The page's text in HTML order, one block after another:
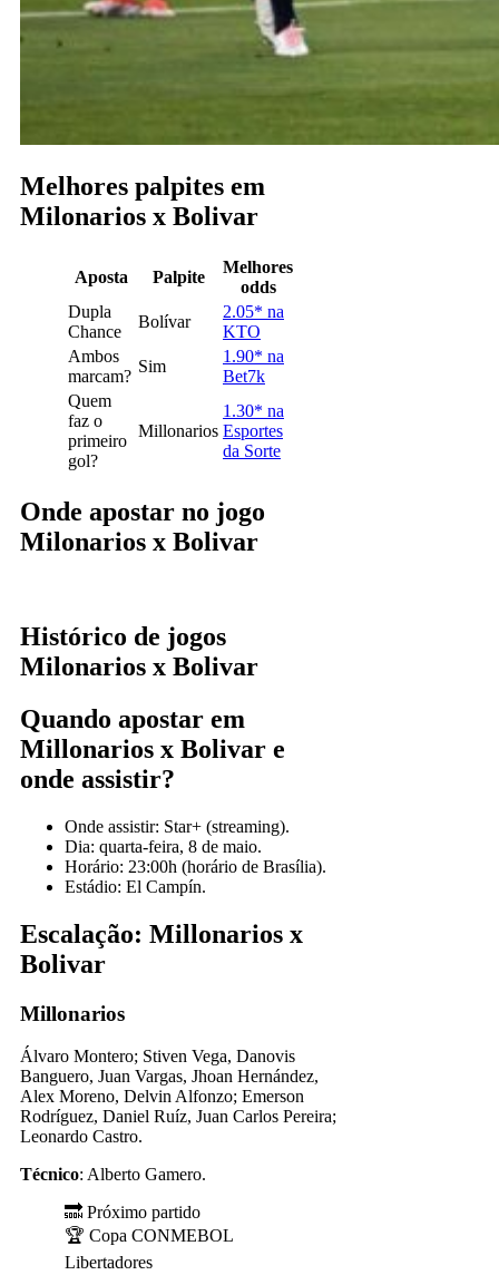
Melhores palpites em
Milonarios x Bolivar
Aposta Palpite
Melhores
odds
Dupla
Chance
Bolívar
2.05* na
KTO
Ambos
marcam?
Sim
1.90* na
Bet7k
Quem
faz o
primeiro
gol?
Millonarios
1.30* na
Esportes
da Sorte
Onde apostar no jogo
Milonarios x Bolivar
Histórico de jogos
Milonarios x Bolivar
Quando apostar em
Millonarios x Bolivar e
onde assistir?
Onde assistir: Star+ (streaming).
Dia: quarta-feira, 8 de maio.
Horário: 23:00h (horário de Brasília).
Estádio: El Campín.
Escalação: Millonarios x
Bolivar
Millonarios
Álvaro Montero; Stiven Vega, Danovis
Banguero, Juan Vargas, Jhoan Hernández,
Alex Moreno, Delvin Alfonzo; Emerson
Rodríguez, Daniel Ruíz, Juan Carlos Pereira;
Leonardo Castro.
Técnico: Alberto Gamero.
🔜 Próximo partido
🏆 Copa CONMEBOL
Libertadores